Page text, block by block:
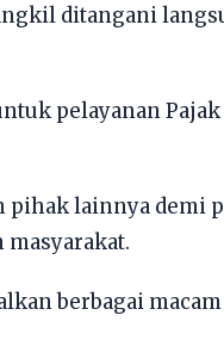
ditangani
pelayanan
lainnya demi
berbagai